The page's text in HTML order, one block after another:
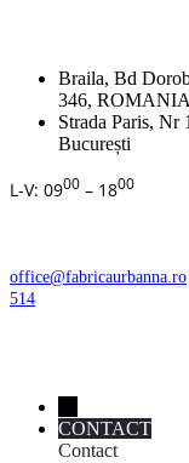
Braila, Bd
346, ROMANIA
Strada Paris, Nr
București
L-V: 0900 – 1800
office@fabricaurbanna.ro
514
CONTACT
Contact